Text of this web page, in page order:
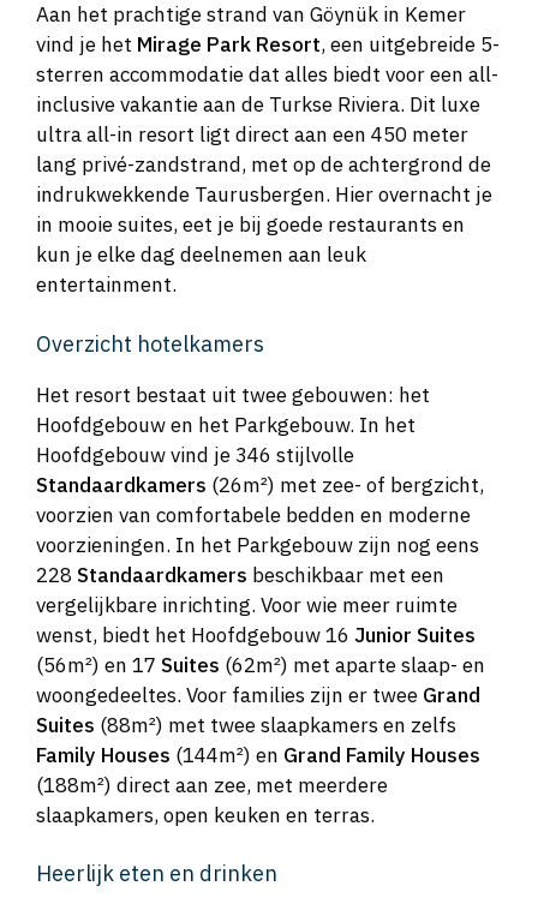
Aan het prachtige strand van Göynük in Kemer
vind je het Mirage Park Resort, een uitgebreide 5-
sterren accommodatie dat alles biedt voor een all-
inclusive vakantie aan de Turkse Riviera. Dit luxe
ultra all-in resort ligt direct aan een 450 meter
lang privé-zandstrand, met op de achtergrond de
indrukwekkende Taurusbergen. Hier overnacht je
in mooie suites, eet je bij goede restaurants en
kun je elke dag deelnemen aan leuk
entertainment.
Overzicht hotelkamers
Het resort bestaat uit twee gebouwen: het
Hoofdgebouw en het Parkgebouw. In het
Hoofdgebouw vind je 346 stijlvolle
Standaardkamers (26m²) met zee- of bergzicht,
voorzien van comfortabele bedden en moderne
voorzieningen. In het Parkgebouw zijn nog eens
228Standaardkamers beschikbaar met een
vergelijkbare inrichting. Voor wie meer ruimte
wenst, biedt het Hoofdgebouw 16 Junior Suites
(56m²) en 17 Suites (62m²) met aparte slaap- en
woongedeeltes. Voor families zijn er twee Grand
Suites (88m²) met twee slaapkamers en zelfs
Family Houses (144m²) en Grand Family Houses
(188m²) direct aan zee, met meerdere
slaapkamers, open keuken en terras.
Heerlijk eten en drinken